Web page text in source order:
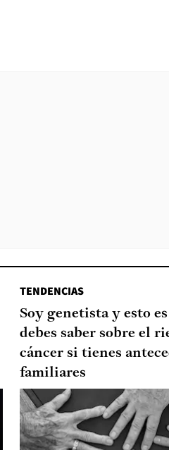
TENDENCIAS
Soy genetista y esto
debes saber sobre el
cáncer si tienes
familiares